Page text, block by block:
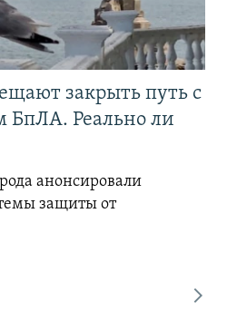
закрыть путь с
БпЛА. Реально ли
анонсировали
защиты от